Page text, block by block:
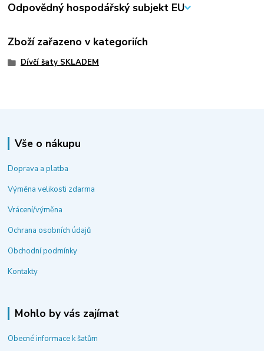
Odpovědný hospodářský subjekt EU
Zboží zařazeno v kategoriích
Dívčí šaty SKLADEM
Vše o nákupu
Doprava a platba
Výměna velikosti zdarma
Vrácení/výměna
Ochrana osobních údajů
Obchodní podmínky
Kontakty
Mohlo by vás zajímat
Obecné informace k šatům